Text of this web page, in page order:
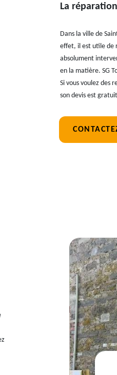
La
Dans la ville de
effet, il est utile de
absolument
en la matière. SG
Si vous voulez des
son devis est